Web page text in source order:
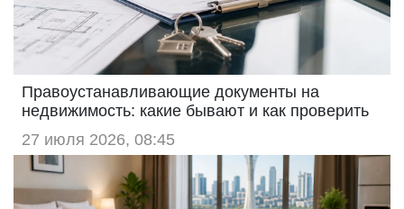
Правоустанавливающие документы на
недвижимость: какие бывают и как проверить
27 июля 2026, 08:45